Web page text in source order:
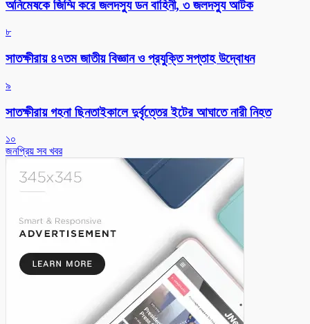
অনিমেষকে জিম্মি করে জলদস্যু ডন বাহিনী, ৩ জলদস্যু আটক
৮
সাতক্ষীরায় ৪৭তম জাতীয় বিজ্ঞান ও প্রযুক্তি সপ্তাহ উদ্বোধন
৯
সাতক্ষীরায় গহনা ছিনতাইকালে দুর্বৃত্তের ইটের আঘাতে নারী নিহত
১০
জনপ্রিয় সব খবর